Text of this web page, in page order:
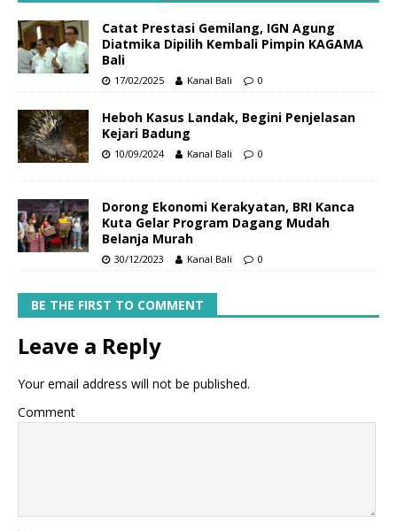
Catat Prestasi Gemilang, IGN Agung
Diatmika Dipilih Kembali Pimpin KAGAMA
Bali
17/02/2025 Kanal Bali 0
Heboh Kasus Landak, Begini Penjelasan
Kejari Badung
10/09/2024 Kanal Bali 0
Dorong Ekonomi Kerakyatan, BRI Kanca
Kuta Gelar Program Dagang Mudah
Belanja Murah
30/12/2023 Kanal Bali 0
BE THE FIRST TO COMMENT
Leave a Reply
Your email address will not be published.
Comment